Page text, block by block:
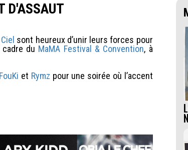
D'ASSAUT
sont heureux d’unir leurs forces pour
du MaMA Festival & Convention, à
FouKi et Rymz pour une soirée où l’accent